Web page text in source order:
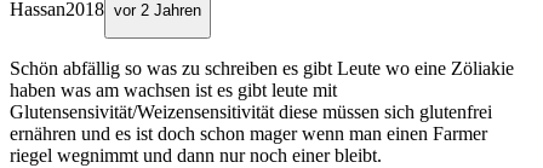
Hassan2018 vor 2 Jahren
Schön abfällig so was zu schreiben es gibt Leute wo eine Zöliakie
haben was am wachsen ist es gibt leute mit
Glutensensivität/Weizensensitivität diese müssen sich glutenfrei
ernähren und es ist doch schon mager wenn man einen Farmer
riegel wegnimmt und dann nur noch einer bleibt.